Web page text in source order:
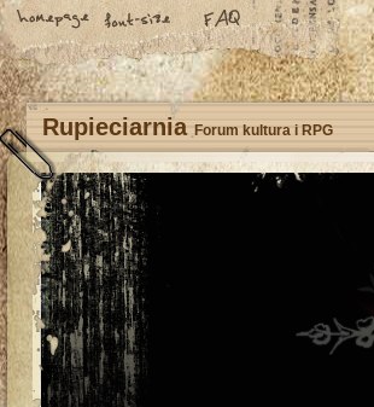
Rupieciarnia Forum kultura i RPG